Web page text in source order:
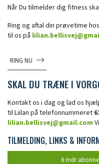
Når Du tilmelder dig fitness
Ring og aftal din prøvetime
til os på
RING NU
SKAL DU TRÆNE I
Kontakt os i dag og lad os
til Liilan på telefonnummeret
lilian.bellisvej@gmail.com
TILMELDING, LINKS &
6 mdr